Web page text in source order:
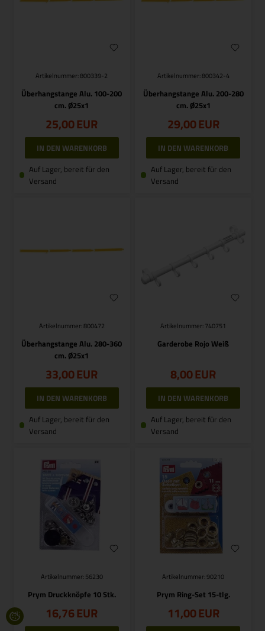
Artikelnummer: 800339-2
Überhangstange Alu. 100-200
cm. Ø25x1
25,00EUR
Auf Lager, bereit für den
Versand
Artikelnummer: 800342-4
Überhangstange Alu. 200-280
cm. Ø25x1
29,00EUR
Auf Lager, bereit für den
Versand
Artikelnummer: 800472
Überhangstange Alu. 280-360
cm. Ø25x1
33,00EUR
Auf Lager, bereit für den
Versand
Artikelnummer: 740751
Garderobe Rojo Weiß
8,00EUR
Auf Lager, bereit für den
Versand
Artikelnummer: 56230
Prym Druckknöpfe 10 Stk.
16,76EUR
Artikelnummer: 90210
Prym Ring-Set 15-tlg.
11,00EUR